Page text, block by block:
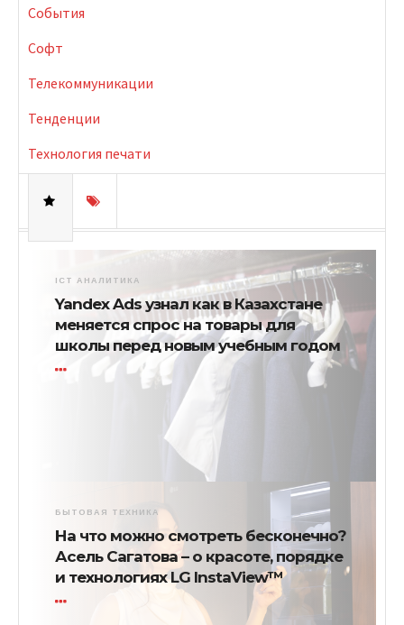
События
Софт
Телекоммуникации
Тенденции
Технология печати
ICT АНАЛИТИКА
Yandex Ads узнал как в Казахстане
меняется спрос на товары для
школы перед новым учебным годом
БЫТОВАЯ ТЕХНИКА
На что можно смотреть бесконечно?
Асель Сагатова – о красоте, порядке
и технологиях LG InstaView™